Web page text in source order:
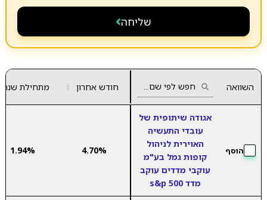
שליחה
השוואה חודש אחרון ▲
▼ מתחילת שנה
הוסף
אגודה שיתופית של
עובדי התעשיה
האוירית לניהול
קופות גמל בע"מ
עוקבי מדדים עוקב
מדד s&p 500
4.70%
1.94%